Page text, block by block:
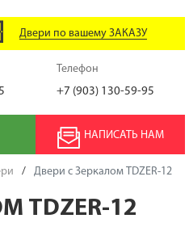
Двери по вашему ЗАКАЗУ
Телефон
+7 (903) 130-59-95
НАПИСАТЬ НАМ
/ Двери с Зеркалом TDZER-12
TDZER-12